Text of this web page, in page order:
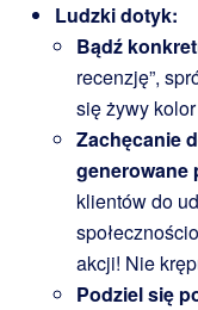
Ludzki dotyk:
Bądź
recenzję”,
się żywy
Zachęcanie
generowane
klientów do
akcji! Nie
Podziel się